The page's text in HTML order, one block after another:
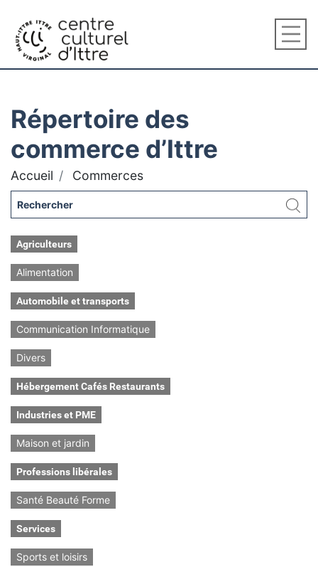
Répertoire des
commerce d’Ittre
Accueil Commerces
Agriculteurs
Alimentation
Automobile et transports
Communication Informatique
Divers
Hébergement Cafés Restaurants
Industries et PME
Maison et jardin
Professions libérales
Santé Beauté Forme
Services
Sports et loisirs